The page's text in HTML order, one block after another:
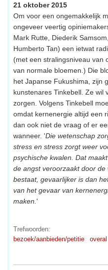
21 oktober 2015
Om voor een ongemakkelijk
ongeveer veertig
Mark Rutte, Diederik
Humberto Tan) een ietwat
(met een stralingsniveau van
van normale bloemen.) Die
het Japanse Fukushima, zijn
kunstenares Tinkebell. Ze wil
zorgen. Volgens Tinkebell
omdat kernenergie altijd een
dan ook niet de vraag of er
wanneer. 'Die wetenschap
stress en stress zorgt weer
psychische kwalen. Dat
de angst veroorzaakt door
bestaat, gevaarlijker is dan
van het gevaar van
maken. '
Trefwoorden:
bezoek/aanbieden/petitie
overal